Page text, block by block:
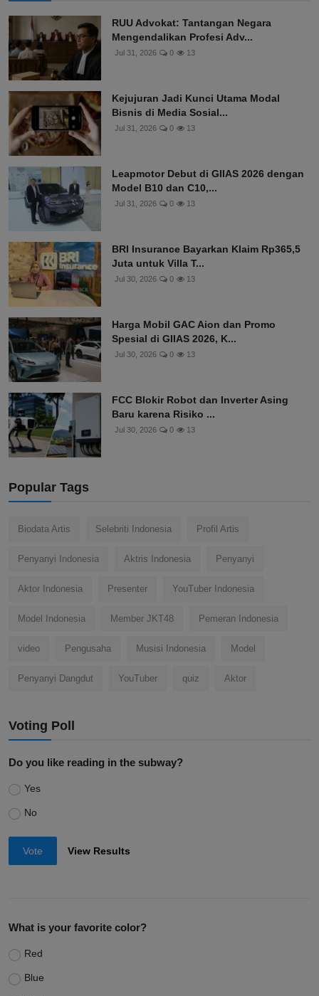
RUU Advokat: Tantangan Negara
Mengendalikan Profesi Adv...
Jul 31, 2026 0 13
Kejujuran Jadi Kunci Utama Modal
Bisnis di Media Sosial...
Jul 31, 2026 0 13
Leapmotor Debut di GIIAS 2026 dengan
Model B10 dan C10,...
Jul 31, 2026 0 13
BRI Insurance Bayarkan Klaim Rp365,5
Juta untuk Villa T...
Jul 30, 2026 0 13
Harga Mobil GAC Aion dan Promo
Spesial di GIIAS 2026, K...
Jul 30, 2026 0 13
FCC Blokir Robot dan Inverter Asing
Baru karena Risiko ...
Jul 30, 2026 0 13
Popular Tags
Biodata Artis Selebriti Indonesia Profil Artis
Penyanyi Indonesia Aktris Indonesia Penyanyi
Aktor Indonesia Presenter YouTuber Indonesia
Model Indonesia Member JKT48 Pemeran Indonesia
video Pengusaha Musisi Indonesia Model
Penyanyi Dangdut YouTuber quiz Aktor
Voting Poll
Do you like reading in the subway?
Yes
No
Vote View Results
What is your favorite color?
Red
Blue